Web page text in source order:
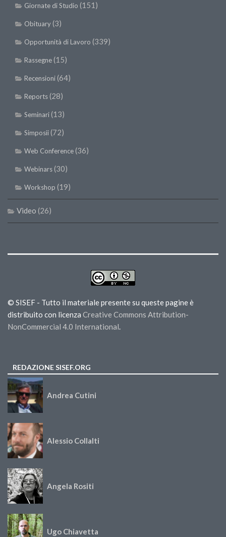
Giornate di Studio (151)
Obituary(3)
Opportunità di Lavoro (339)
Rassegne(15)
Recensioni(64)
Reports(28)
Seminari(13)
Simposii(72)
Web Conference(36)
Webinars(30)
Workshop (19)
Video (26)
© SISEF - Tutto il materiale presente su queste pagine è
distribuito con licenza Creative Commons Attribution-
NonCommercial 4.0 International.
REDAZIONE SISEF.ORG
Andrea Cutini
Alessio Collalti
Angela Rositi
Ugo Chiavetta